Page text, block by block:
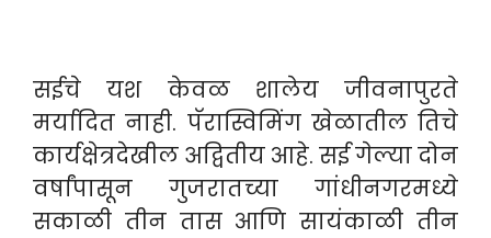
सईचे यश केवळ शालेय जीवनापुरते
मर्यादित नाही. पॅरास्विमिंग खेळातील तिचे
कार्यक्षेत्रदेखील अद्वितीय आहे. सई गेल्या दोन
वर्षांपासून गुजरातच्या गांधीनगरमध्ये
सकाळी तीन तास आणि सायंकाळी तीन